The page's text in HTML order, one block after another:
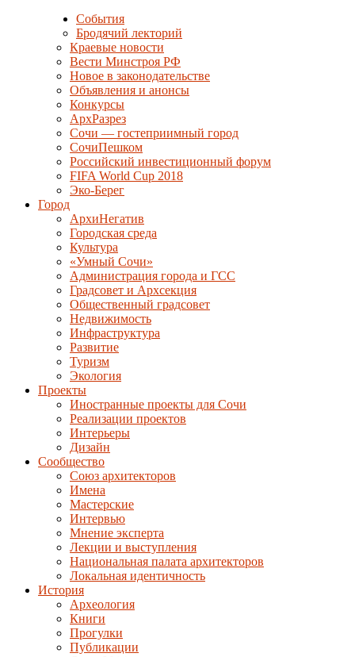
События
Бродячий лекторий
Краевые новости
Вести Минстроя РФ
Новое в законодательстве
Объявления и анонсы
Конкурсы
АрхРазрез
Сочи — гостеприимный город
СочиПешком
Российский инвестиционный форум
FIFA World Cup 2018
Эко-Берег
Город
АрхиНегатив
Городская среда
Культура
«Умный Сочи»
Администрация города и ГСС
Градсовет и Архсекция
Общественный градсовет
Недвижимость
Инфраструктура
Развитие
Туризм
Экология
Проекты
Иностранные проекты для Сочи
Реализации проектов
Интерьеры
Дизайн
Сообщество
Союз архитекторов
Имена
Мастерские
Интервью
Мнение эксперта
Лекции и выступления
Национальная палата архитекторов
Локальная идентичность
История
Археология
Книги
Прогулки
Публикации